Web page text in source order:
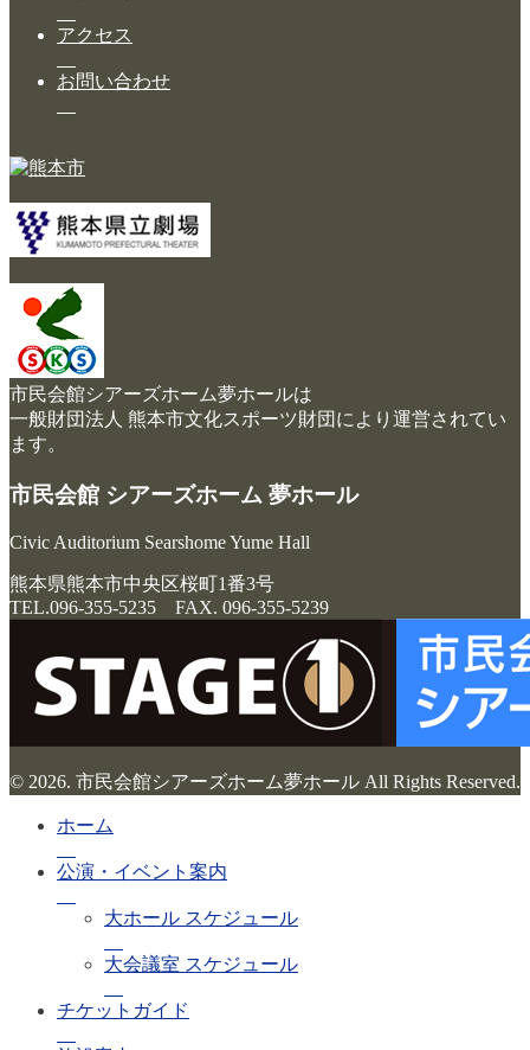
アクセス
お問い合わせ
市民会館シアーズホーム夢ホールは
一般財団法人 熊本市文化スポーツ財団により運営されてい
ます。
市民会館 シアーズホーム 夢ホール
Civic Auditorium Searshome Yume Hall
熊本県熊本市中央区桜町1番3号
TEL.096-355-5235 FAX. 096-355-5239
© 2026. 市民会館シアーズホーム夢ホール All Rights Reserved.
ホーム
公演・イベント案内
大ホール スケジュール
大会議室 スケジュール
チケットガイド